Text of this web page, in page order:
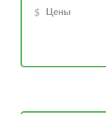
Цены